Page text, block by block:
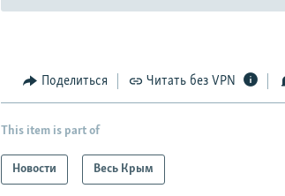
Поделиться Читать без VPN
This item is part of
Новости Весь Крым